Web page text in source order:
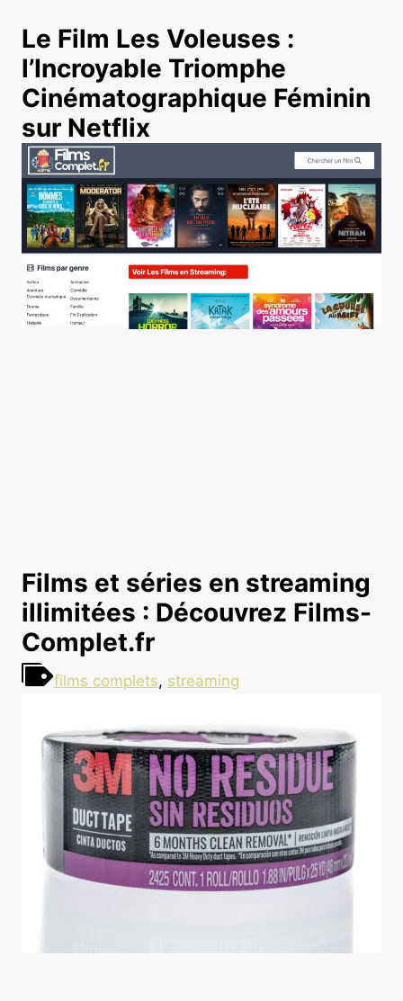
Le Film Les Voleuses :
l’Incroyable Triomphe
Cinématographique Féminin
sur Netflix
Films et séries en streaming
illimitées : Découvrez Films-
Complet.fr
films complets, streaming